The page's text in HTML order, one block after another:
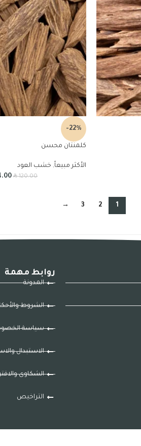
-22%
كلمنتان محسن
الأكثر مبيعاً, خشب العود
R120.00
1
2
3
→
روابط مهمة
المدونة
الشروط
سياسة
الاستبدال
الشكاوى
التراخيص